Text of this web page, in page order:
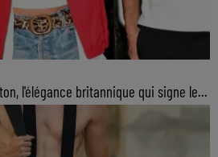
l'élégance britannique qui signe le...